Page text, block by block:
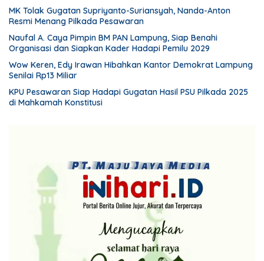
MK Tolak Gugatan Supriyanto-Suriansyah, Nanda-Anton
Resmi Menang Pilkada Pesawaran
Naufal A. Caya Pimpin BM PAN Lampung, Siap Benahi
Organisasi dan Siapkan Kader Hadapi Pemilu 2029
Wow Keren, Edy Irawan Hibahkan Kantor Demokrat Lampung
Senilai Rp13 Miliar
KPU Pesawaran Siap Hadapi Gugatan Hasil PSU Pilkada 2025
di Mahkamah Konstitusi